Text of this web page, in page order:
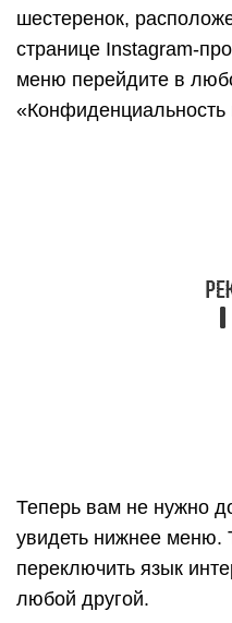
шестеренок,
странице Instagram-
меню перейдите в
«Конфиденциальность
Теперь вам не нужно
увидеть нижнее меню.
переключить язык
любой другой.